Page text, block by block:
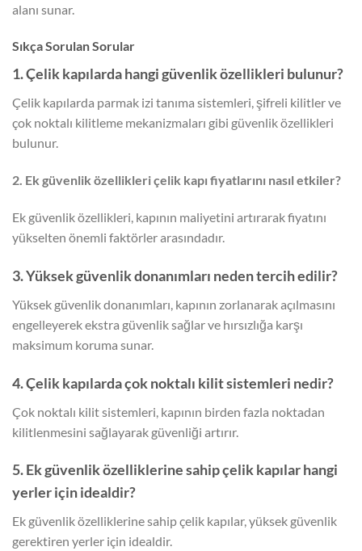
alanı sunar.
Sıkça Sorulan Sorular
1. Çelik kapılarda hangi güvenlik özellikleri bulunur?
Çelik kapılarda parmak izi tanıma sistemleri, şifreli kilitler ve
çok noktalı kilitleme mekanizmaları gibi güvenlik özellikleri
bulunur.
2. Ek güvenlik özellikleri çelik kapı fiyatlarını nasıl etkiler?
Ek güvenlik özellikleri, kapının maliyetini artırarak fiyatını
yükselten önemli faktörler arasındadır.
3. Yüksek güvenlik donanımları neden tercih edilir?
Yüksek güvenlik donanımları, kapının zorlanarak açılmasını
engelleyerek ekstra güvenlik sağlar ve hırsızlığa karşı
maksimum koruma sunar.
4. Çelik kapılarda çok noktalı kilit sistemleri nedir?
Çok noktalı kilit sistemleri, kapının birden fazla noktadan
kilitlenmesini sağlayarak güvenliği artırır.
5. Ek güvenlik özelliklerine sahip çelik kapılar hangi
yerler için idealdir?
Ek güvenlik özelliklerine sahip çelik kapılar, yüksek güvenlik
gerektiren yerler için idealdir.